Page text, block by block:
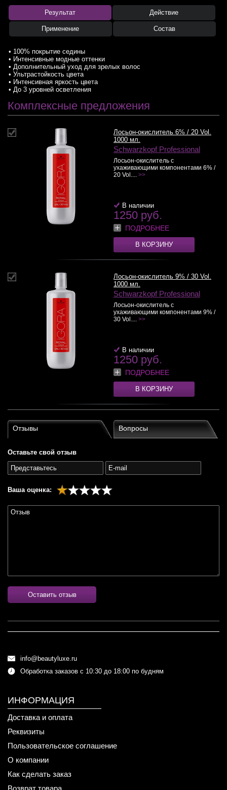
Результат Действие
Применение Состав
• 100% покрытие седины
• Интенсивные модные оттенки
• Дополнительный уход для зрелых волос
• Ультрастойкость цвета
• Интенсивная яркость цвета
• До 3 уровней осветления
Комплексные предложения
Лосьон-окислитель 6% / 20 Vol.
1000 мл.
Schwarzkopf Professional
Лосьон-окислитель с
ухаживающими компонентами 6% /
20 Vol.... >>
В наличии
1250 руб.
ПОДРОБНЕЕ
В КОРЗИНУ
Лосьон-окислитель 9% / 30 Vol.
1000 мл.
Schwarzkopf Professional
Лосьон-окислитель с
ухаживающими компонентами 9% /
30 Vol.... >>
В наличии
1250 руб.
ПОДРОБНЕЕ
В КОРЗИНУ
Отзывы Вопросы
Оставьте свой отзыв
Ваша оценка:
Оставить отзыв
info@beautyluxe.ru
Обработка заказов с 10:30 до 18:00 по будням
ИНФОРМАЦИЯ
Доставка и оплата
Реквизиты
Пользовательское соглашение
О компании
Как сделать заказ
Возврат товара